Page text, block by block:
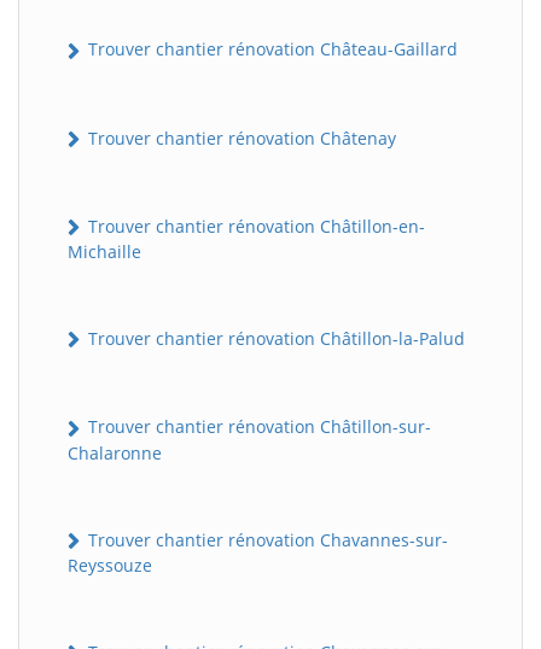
Trouver chantier rénovation Château-Gaillard
Trouver chantier rénovation Châtenay
Trouver chantier rénovation Châtillon-en-
Michaille
Trouver chantier rénovation Châtillon-la-Palud
Trouver chantier rénovation Châtillon-sur-
Chalaronne
Trouver chantier rénovation Chavannes-sur-
Reyssouze